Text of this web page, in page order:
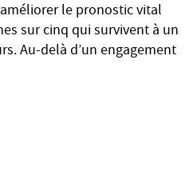
le pronostic vital
sur cinq qui survivent à un
Au-delà d’un engagement